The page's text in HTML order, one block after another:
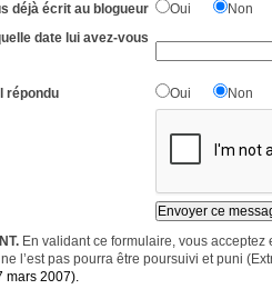
déjà écrit au blogueur Oui
Non
date lui avez-vous
répondu
Oui Non
En validant ce formulaire, vous
l’est pas pourra être poursuivi et puni
mars 2007).